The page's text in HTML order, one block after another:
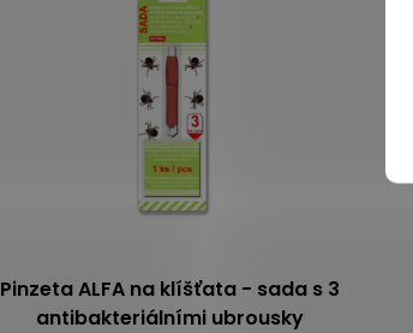
Pinzeta ALFA na klíšťata - sada s 3
antibakteriálními ubrousky